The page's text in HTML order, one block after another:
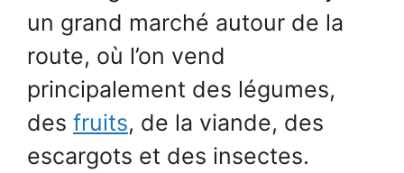
un grand marché autour de la
route, où l’on vend
principalement des légumes,
des fruits, de la viande, des
escargots et des insectes.